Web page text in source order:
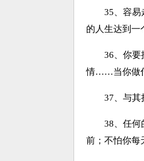
35、容易走
的人生达到一
36、你要接
情……当你做
37、与其担
38、任何的
前；不怕你每